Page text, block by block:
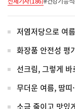
저염저당으로 여
화장품 안전성 평
선크림, 그렇게
무더운 여름, 땀띠
소금 줄이고 맛있